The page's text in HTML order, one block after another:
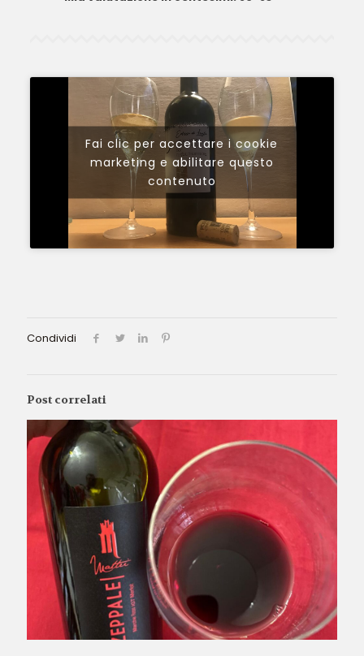
Fai clic per accettare i cookie
marketing e abilitare questo
contenuto
Condividi
Post correlati